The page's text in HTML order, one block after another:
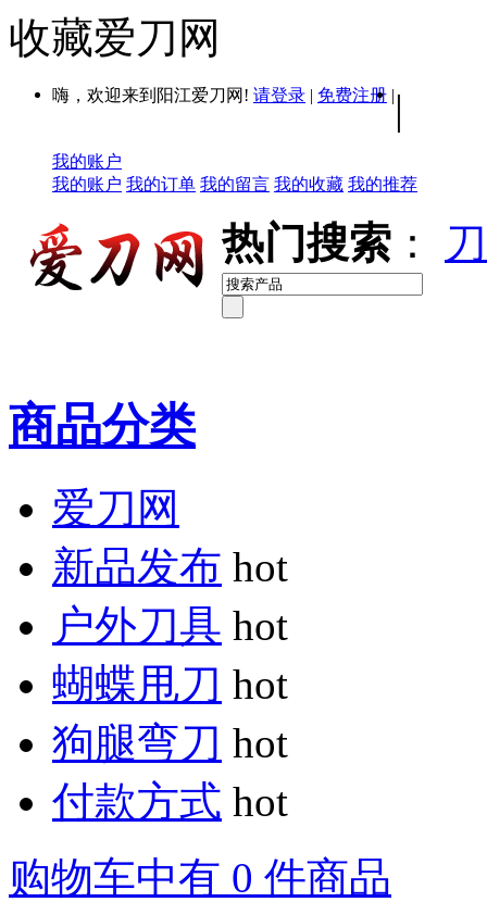
收藏爱刀网
嗨，欢迎来到阳江爱刀网! 请登录 | 免费注册 | |
我的账户
我的账户 我的订单 我的留言 我的收藏 我的推荐
热门搜索 ：
商品分类
爱刀网
新品发布 hot
户外刀具 hot
蝴蝶甩刀 hot
狗腿弯刀 hot
付款方式 hot
购物车中有 0 件商品